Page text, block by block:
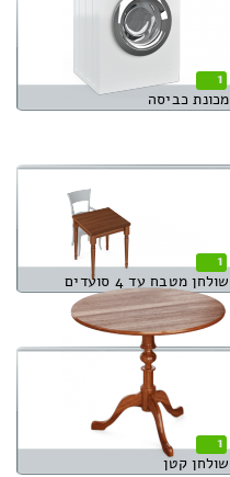
1
מכונת כביסה
1
שולחן מטבח עד 4 סועדים
1
שולחן קטן